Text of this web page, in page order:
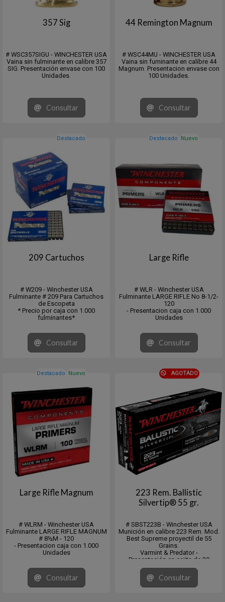
357 Sig
# WSC357SIGU - WINCHESTER USA
Vaina sin fulminante en calibre 357
SIG. Presentación envase con 100
Unidades.
Consultar
44 Remington Magnum
# WSC44MU - WINCHESTER USA
Vaina sin fuminante en calibre 44
Magnum. Presentacion envase con
100 Unidades.
Consultar
Destacado
209 Cartuchos
# W209 - Winchester USA
Fulminante # 209 Para Cartuchos
de Escopeta
* Precio por caja con 1.000
fulminantes*
Consultar
Destacado Nuevo
Large Rifle
# WLR - Winchester USA
Fulminante LARGE RIFLE No 8-1/2-
120
- Presentacion caja con 1.000
Unidades
Consultar
Destacado Nuevo
Large Rifle Magnum
# WLRM - Winchester USA
Fulminante LARGE RIFLE MAGNUM
# 8½M - 120
- Presentacion caja con 1.000
Unidades
Consultar
AGOTADO
223 Rem. Ballistic
Silvertip® 55 gr.
# SBST223B - Winchester USA
Munición en calibre 223 Rem. Mod.
Best Supreme proyectil de 55
Grains.
Varmint & Predator -
Presentación en cajita de 20
Unidades. Master de 200.
Consultar